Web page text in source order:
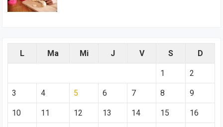
L Ma Mi J V S D
1 2
3 4 5 6 7 8 9
10 11 12 13 14 15 16